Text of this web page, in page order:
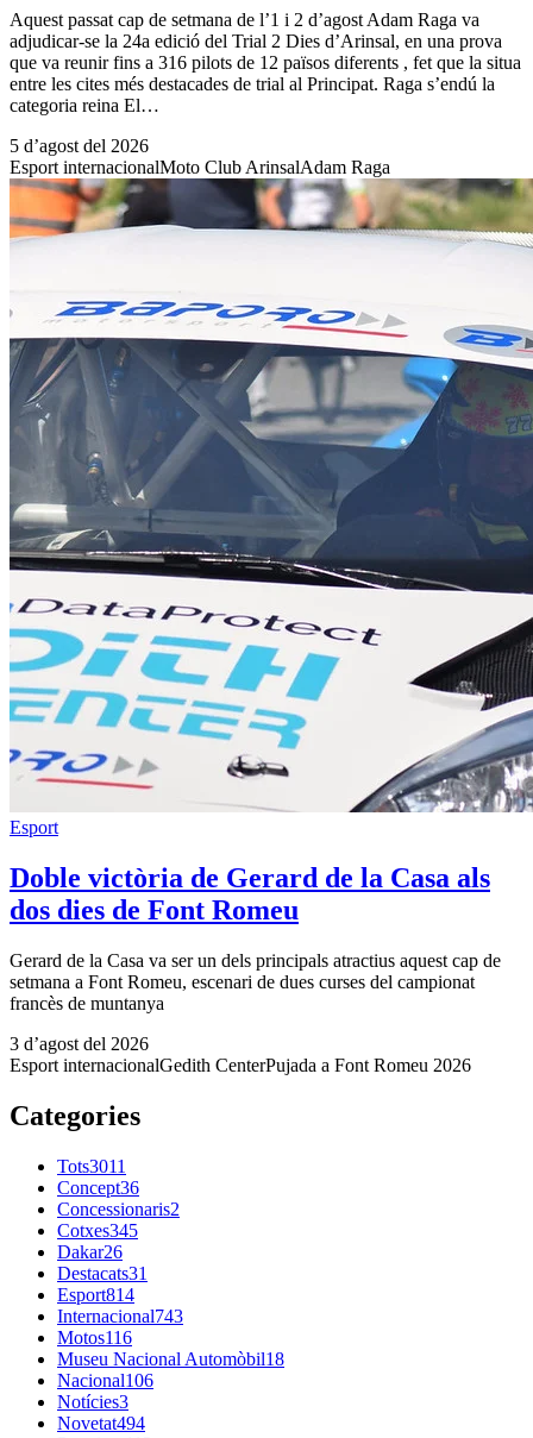
Aquest passat cap de setmana de l’1 i 2 d’agost Adam Raga va
adjudicar-se la 24a edició del Trial 2 Dies d’Arinsal, en una prova
que va reunir fins a 316 pilots de 12 països diferents , fet que la situa
entre les cites més destacades de trial al Principat. Raga s’endú la
categoria reina El…
5 d’agost del 2026
Esport internacionalMoto Club ArinsalAdam Raga
Esport
Doble victòria de Gerard de la Casa als
dos dies de Font Romeu
Gerard de la Casa va ser un dels principals atractius aquest cap de
setmana a Font Romeu, escenari de dues curses del campionat
francès de muntanya
3 d’agost del 2026
Esport internacionalGedith CenterPujada a Font Romeu 2026
Categories
Tots3011
Concept36
Concessionaris2
Cotxes345
Dakar26
Destacats31
Esport814
Internacional743
Motos116
Museu Nacional Automòbil18
Nacional106
Notícies3
Novetat494